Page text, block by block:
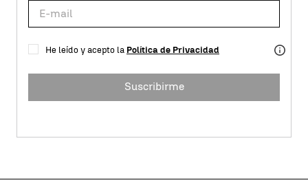
He leído y acepto la Política de Privacidad
Suscribirme